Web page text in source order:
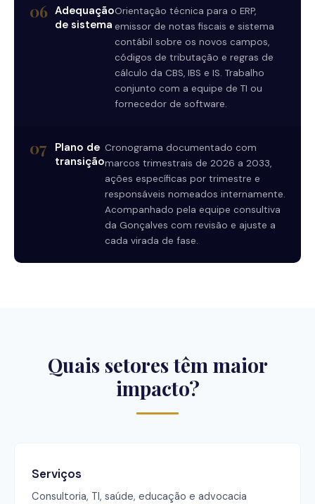
06 Adequação
de sistema
Orientação técnica para o ERP,
emissor de notas fiscais e sistema
contábil sobre os novos campos,
códigos de tributação e regras de
cálculo da CBS, IBS e IS. Trabalho
conjunto com a equipe de TI ou
fornecedor de software.
07
Plano de
transição
Cronograma documentado com
marcos trimestrais de 2026 a 2033,
ações específicas por trimestre e
responsáveis nomeados internamente.
Acompanhado pela equipe consultiva
da Gonçalves com revisão e ajuste a
cada virada de fase.
Quais setores têm maior
impacto?
Serviços
Consultoria, TI, saúde, educação e advocacia